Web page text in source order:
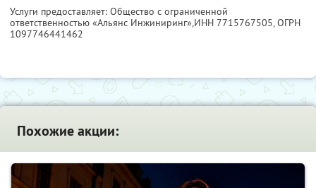
Услуги предоставляет: Общество с ограниченной
ответственностью «Альянс Инжиниринг»,ИНН 7715767505, ОГРН
1097746441462
Похожие акции: